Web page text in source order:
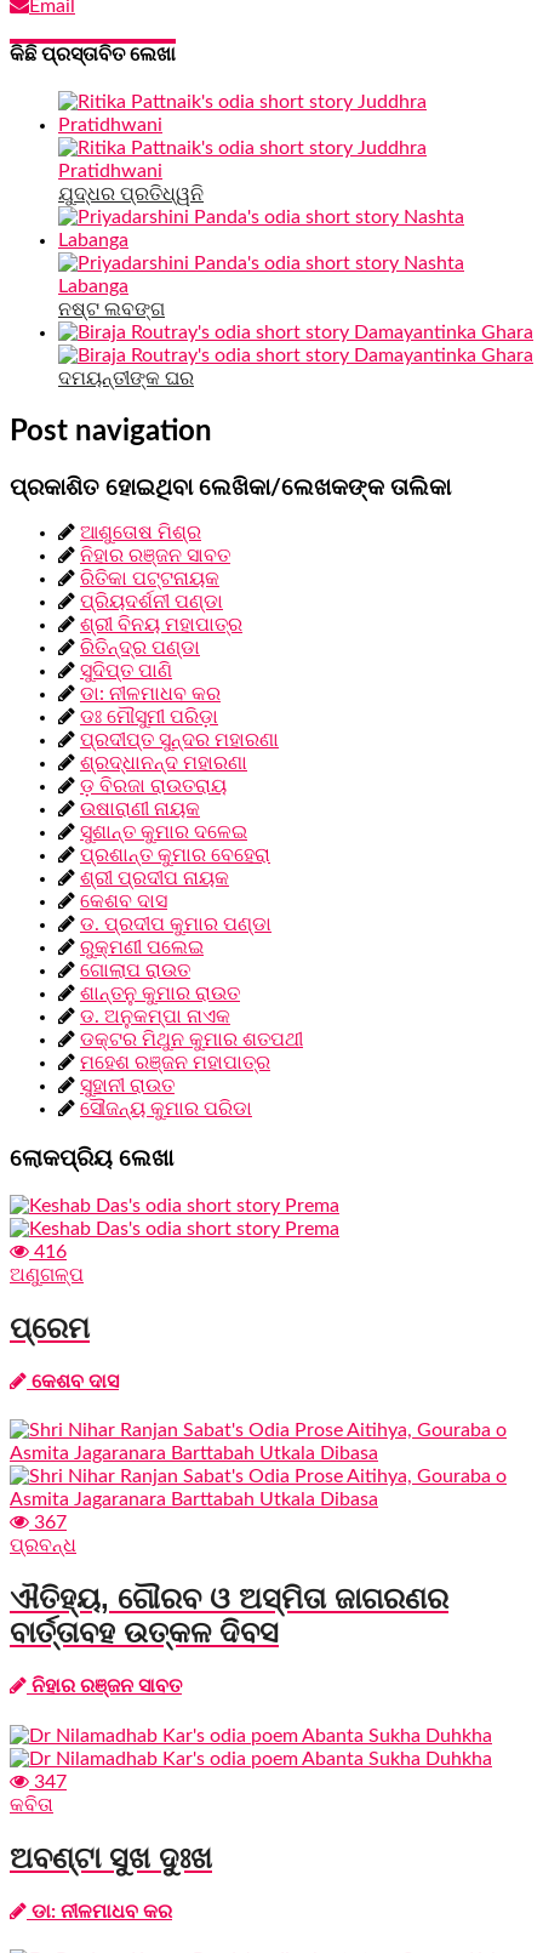
Email
କିଛି ପ୍ରସ୍ତାବିତ ଲେଖା
ଯୁଦ୍ଧର ପ୍ରତିଧ୍ୱନି
ନଷ୍ଟ ଲବଙ୍ଗ
ଦମୟନ୍ତୀଙ୍କ ଘର
Post navigation
ପ୍ରକାଶିତ ହୋଇଥିବା ଲେଖିକା/ଲେଖକଙ୍କ ତାଲିକା
ଆଶୁତୋଷ ମିଶ୍ର
ନିହାର ରଞ୍ଜନ ସାବତ
ରିତିକା ପଟ୍ଟନାୟକ
ପ୍ରିୟଦର୍ଶନୀ ପଣ୍ଡା
ଶ୍ରୀ ବିନୟ ମହାପାତ୍ର
ରିତିନ୍ଦ୍ର ପଣ୍ଡା
ସୁଦିପ୍ତ ପାଣି
ଡା: ନୀଳମାଧବ କର
ଡଃ ମୌସୁମୀ ପରିଡ଼ା
ପ୍ରଦୀପ୍ତ ସୁନ୍ଦର ମହାରଣା
ଶ୍ରଦ୍ଧାନନ୍ଦ ମହାରଣା
ଡ଼ ବିରଜା ରାଉତରାୟ
ଉଷାରାଣୀ ନାୟକ
ସୁଶାନ୍ତ କୁମାର ଦଳେଇ
ପ୍ରଶାନ୍ତ କୁମାର ବେହେରା
ଶ୍ରୀ ପ୍ରଦୀପ ନାୟକ
କେଶବ ଦାସ
ଡ. ପ୍ରଦୀପ କୁମାର ପଣ୍ଡା
ରୁକ୍ମଣୀ ପଲେଇ
ଗୋଲାପ ରାଉତ
ଶାନ୍ତନୁ କୁମାର ରାଉତ
ଡ. ଅନୁକମ୍ପା ନାଏକ
ଡକ୍ଟର ମିଥୁନ କୁମାର ଶତପଥୀ
ମହେଶ ରଞ୍ଜନ ମହାପାତ୍ର
ସୁହାନୀ ରାଉତ
ସୌଜନ୍ୟ କୁମାର ପରିଡା
ଲୋକପ୍ରିୟ ଲେଖା
416
ଅଣୁଗଳ୍ପ
ପ୍ରେମ
କେଶବ ଦାସ
367
ପ୍ରବନ୍ଧ
ଐତିହ୍ୟ, ଗୌରବ ଓ ଅସ୍ମିତା ଜାଗରଣର
ବାର୍ତ୍ତାବହ ଉତ୍କଳ ଦିବସ
ନିହାର ରଞ୍ଜନ ସାବତ
347
କବିତା
ଅବଣ୍ଟା ସୁଖ ଦୁଃଖ
ଡା: ନୀଳମାଧବ କର